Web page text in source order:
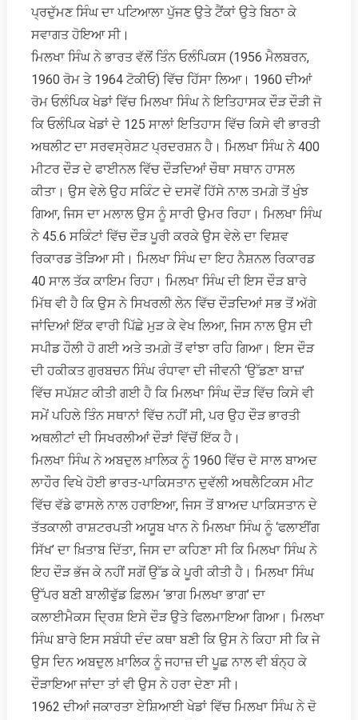
ਪ੍ਰਦੁੱਮਣ ਸਿੰਘ ਦਾ ਪਟਿਆਲਾ ਪੁੱਜਣ ਉਤੇ ਟੈਂਕਾਂ ਉਤੇ ਬਿਠਾ ਕੇ
ਸਵਾਗਤ ਹੋਇਆ ਸੀ।
ਮਿਲਖਾ ਸਿੰਘ ਨੇ ਭਾਰਤ ਵੱਲੋਂ ਤਿੰਨ ਓਲੰਪਿਕਸ (1956 ਮੈਲਬਰਨ,
1960 ਰੋਮ ਤੇ 1964 ਟੋਕੀਓ) ਵਿੱਚ ਹਿੱਸਾ ਲਿਆ। 1960 ਦੀਆਂ
ਰੋਮ ਓਲੰਪਿਕ ਖੇਡਾਂ ਵਿੱਚ ਮਿਲਖਾ ਸਿੰਘ ਨੇ ਇਤਿਹਾਸਕ ਦੌੜ ਦੌੜੀ ਜੋ
ਕਿ ਓਲੰਪਿਕ ਖੇਡਾਂ ਦੇ 125 ਸਾਲਾਂ ਇਤਿਹਾਸ ਵਿੱਚ ਕਿਸੇ ਵੀ ਭਾਰਤੀ
ਅਥਲੀਟ ਦਾ ਸਰਵਸ੍ਰੇਸ਼ਟ ਪ੍ਰਦਰਸ਼ਨ ਹੈ। ਮਿਲਖਾ ਸਿੰਘ ਨੇ 400
ਮੀਟਰ ਦੌੜ ਦੇ ਫਾਈਨਲ ਵਿੱਚ ਦੌੜਦਿਆਂ ਚੌਥਾ ਸਥਾਨ ਹਾਸਲ
ਕੀਤਾ। ਉਸ ਵੇਲੇ ਉਹ ਸਕਿੰਟ ਦੇ ਦਸਵੇਂ ਹਿੱਸੇ ਨਾਲ ਤਮਗ਼ੇ ਤੋਂ ਖੁੰਝ
ਗਿਆ, ਜਿਸ ਦਾ ਮਲਾਲ ਉਸ ਨੂੰ ਸਾਰੀ ਉਮਰ ਰਿਹਾ। ਮਿਲਖਾ ਸਿੰਘ
ਨੇ 45.6 ਸਕਿੰਟਾਂ ਵਿੱਚ ਦੌੜ ਪੂਰੀ ਕਰਕੇ ਉਸ ਵੇਲੇ ਦਾ ਵਿਸ਼ਵ
ਰਿਕਾਰਡ ਤੋੜਿਆ ਸੀ। ਮਿਲਖਾ ਸਿੰਘ ਦਾ ਇਹ ਨੈਸ਼ਨਲ ਰਿਕਾਰਡ
40 ਸਾਲ ਤੱਕ ਕਾਇਮ ਰਿਹਾ। ਮਿਲਖਾ ਸਿੰਘ ਦੀ ਇਸ ਦੌੜ ਬਾਰੇ
ਮਿੱਥ ਵੀ ਹੈ ਕਿ ਉਸ ਨੇ ਸਿਖਰਲੀ ਲੇਨ ਵਿੱਚ ਦੌੜਦਿਆਂ ਸਭ ਤੋਂ ਅੱਗੇ
ਜਾਂਦਿਆਂ ਇੱਕ ਵਾਰੀ ਪਿੱਛੇ ਮੁੜ ਕੇ ਵੇਖ ਲਿਆ, ਜਿਸ ਨਾਲ ਉਸ ਦੀ
ਸਪੀਡ ਹੌਲੀ ਹੋ ਗਈ ਅਤੇ ਤਮਗ਼ੇ ਤੋਂ ਵਾਂਝਾ ਰਹਿ ਗਿਆ। ਇਸ ਦੌੜ
ਦੀ ਹਕੀਕਤ ਗੁਰਬਚਨ ਸਿੰਘ ਰੰਧਾਵਾ ਦੀ ਜੀਵਨੀ ‘ਉੱਡਣਾ ਬਾਜ਼’
ਵਿੱਚ ਸਪੱਸ਼ਟ ਕੀਤੀ ਗਈ ਹੈ ਕਿ ਮਿਲਖਾ ਸਿੰਘ ਦੌੜ ਵਿੱਚ ਕਿਸੇ ਵੀ
ਸਮੇਂ ਪਹਿਲੇ ਤਿੰਨ ਸਥਾਨਾਂ ਵਿੱਚ ਨਹੀਂ ਸੀ, ਪਰ ਉਹ ਦੌੜ ਭਾਰਤੀ
ਅਥਲੀਟਾਂ ਦੀ ਸਿਖਰਲੀਆਂ ਦੌੜਾਂ ਵਿੱਚੋਂ ਇੱਕ ਹੈ।
ਮਿਲਖਾ ਸਿੰਘ ਨੇ ਅਬਦੁਲ ਖ਼ਾਲਿਕ ਨੂੰ 1960 ਵਿੱਚ ਦੋ ਸਾਲ ਬਾਅਦ
ਲਾਹੌਰ ਵਿਖੇ ਹੋਈ ਭਾਰਤ-ਪਾਕਿਸਤਾਨ ਦੁਵੱਲੀ ਅਥਲੈਟਿਕਸ ਮੀਟ
ਵਿੱਚ ਵੱਡੇ ਫਾਸਲੇ ਨਾਲ ਹਰਾਇਆ, ਜਿਸ ਤੋਂ ਬਾਅਦ ਪਾਕਿਸਤਾਨ ਦੇ
ਤੱਤਕਾਲੀ ਰਾਸ਼ਟਰਪਤੀ ਅਯੂਬ ਖਾਨ ਨੇ ਮਿਲਖਾ ਸਿੰਘ ਨੂੰ ‘ਫਲਾਈਂਗ
ਸਿੱਖ’ ਦਾ ਖ਼ਿਤਾਬ ਦਿੱਤਾ, ਜਿਸ ਦਾ ਕਹਿਣਾ ਸੀ ਕਿ ਮਿਲਖਾ ਸਿੰਘ ਨੇ
ਇਹ ਦੌੜ ਭੱਜ ਕੇ ਨਹੀਂ ਸਗੋਂ ਉੱਡ ਕੇ ਪੂਰੀ ਕੀਤੀ ਹੈ। ਮਿਲਖਾ ਸਿੰਘ
ਉੱਪਰ ਬਣੀ ਬਾਲੀਵੁੱਡ ਫ਼ਿਲਮ ‘ਭਾਗ ਮਿਲਖਾ ਭਾਗ’ ਦਾ
ਕਲਾਈਮੈਕਸ ਦ੍ਰਿਸ਼ ਇਸੇ ਦੌੜ ਉਤੇ ਫਿਲਮਾਇਆ ਗਿਆ। ਮਿਲਖਾ
ਸਿੰਘ ਬਾਰੇ ਇਸ ਸਬੰਧੀ ਦੰਦ ਕਥਾ ਬਣੀ ਕਿ ਉਸ ਨੇ ਕਿਹਾ ਸੀ ਕਿ ਜੇ
ਉਸ ਦਿਨ ਅਬਦੁਲ ਖ਼ਾਲਿਕ ਨੂੰ ਜਹਾਜ਼ ਦੀ ਪੂਛ ਨਾਲ ਵੀ ਬੰਨ੍ਹ ਕੇ
ਦੌੜਾਇਆ ਜਾਂਦਾ ਤਾਂ ਵੀ ਉਸ ਨੇ ਹਰਾ ਦੇਣਾ ਸੀ।
1962 ਦੀਆਂ ਜਕਾਰਤਾ ਏਸ਼ਿਆਈ ਖੇਡਾਂ ਵਿੱਚ ਮਿਲਖਾ ਸਿੰਘ ਨੇ ਦੋ